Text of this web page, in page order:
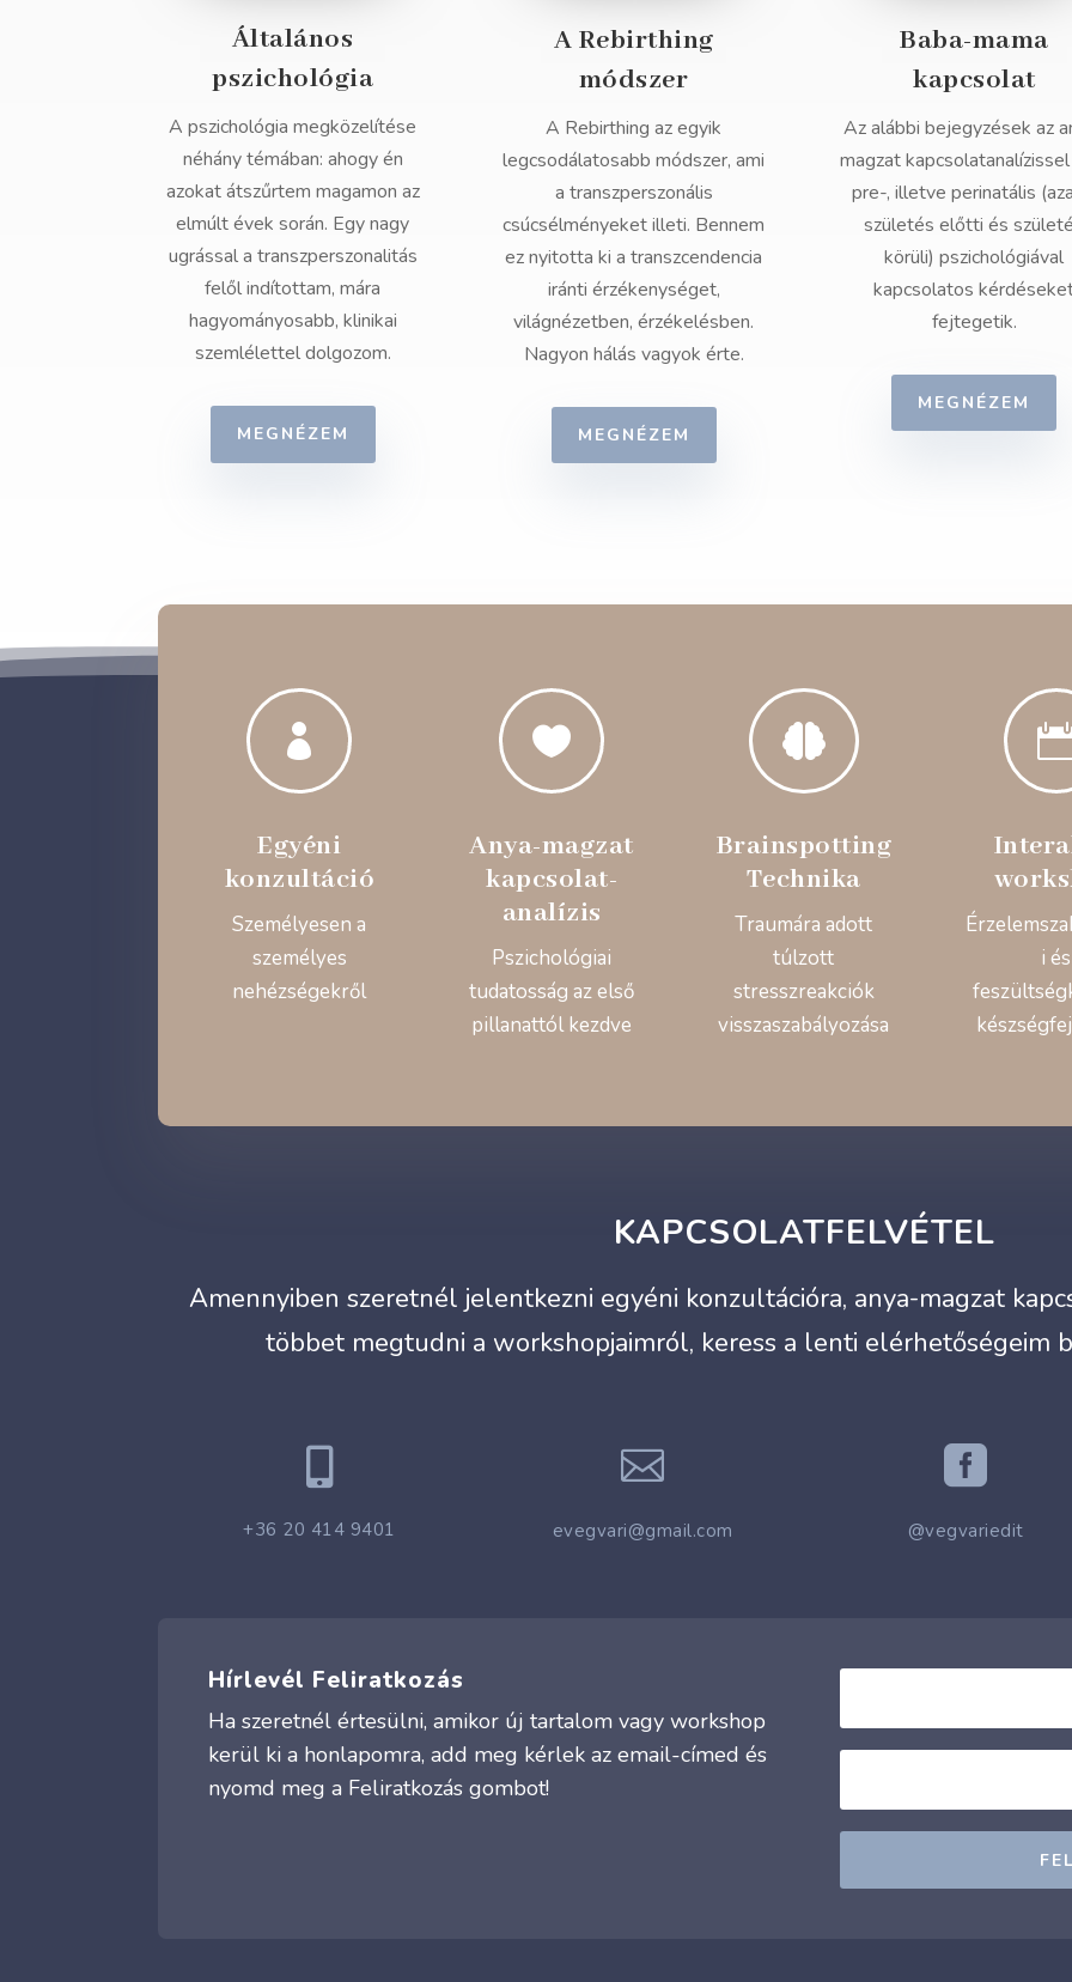
Általános
pszichológia
A pszichológia megközelítése
néhány témában: ahogy én
azokat átszűrtem magamon az
elmúlt évek során. Egy nagy
ugrással a transzperszonalitás
felől indítottam, mára
hagyományosabb, klinikai
szemlélettel dolgozom.
MEGNÉZEM
A Rebirthing
módszer
A Rebirthing az egyik
legcsodálatosabb módszer, ami
a transzperszonális
csúcsélményeket illeti. Bennem
ez nyitotta ki a transzcendencia
iránti érzékenységet,
világnézetben, érzékelésben.
Nagyon hálás vagyok érte.
MEGNÉZEM
Baba-mama
kapcsolat
Az alábbi bejegyzések az
magzat
pre-, illetve perinatális
születés előtti és
körüli) pszichológiával
kapcsolatos
fejtegetik.
MEGNÉZEM

Egyéni
konzultáció
Személyesen a
személyes
nehézségekről

Anya-magzat
kapcsolat-
analízis
Pszichológiai
tudatosság az első
pillanattól kezdve

Brainspotting
Technika
Traumára adott
túlzott
stresszreakciók
visszaszabályozása
i és
KAPCSOLATFELVÉTEL
Amennyiben szeretnél jelentkezni egyéni konzultációra, anya-magzat
többet megtudni a workshopjaimról, keress a lenti elérhetőségeim

+36 20 414 9401

evegvari@gmail.com

@vegvariedit
Hírlevél Feliratkozás
Ha szeretnél értesülni, amikor új tartalom vagy workshop
kerül ki a honlapomra, add meg kérlek az email-címed és
nyomd meg a Feliratkozás gombot!